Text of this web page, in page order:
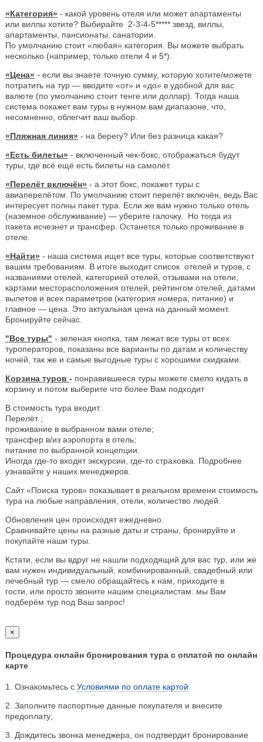
«Категория» - какой уровень отеля или может апартаменты
или виллы хотите? Выбирайте 2-3-4-5***** звезд, виллы,
апартаменты, пансионаты, санатории.
По умолчанию стоит «любая» категория. Вы можете выбрать
несколько (например, только отели 4 и 5*).
«Цена» - если вы знаете точную сумму, которую хотите/можете
потратить на тур — вводите «от» и «до» в удобной для вас
валюте (по умолчанию стоит тенге или доллар). Тогда наша
система покажет вам туры в нужном вам диапазоне, что,
несомненно, облегчит ваш выбор.
«Пляжная линия» - на берегу? Или без разница какая?
«Есть билеты» - включенный чек-бокс, отображаться будут
туры, где всё ещё есть билеты на самолёт.
«Перелёт включён» - а этот бокс, покажет туры с
авиаперелётом. По умолчанию стоит перелёт включён, ведь Вас
интересует полны пакет тура. Если же вам нужно только отель
(наземное обслуживание) — уберите галочку. Но тогда из
пакета исчезнет и трансфер. Останется только проживание в
отеле.
«Найти» - наша система ищет все туры, которые соответствуют
вашим требованиям. В итоге выходит список отелей и туров, с
названиями отелей, категорией отелей, отзывами на отели,
картами месторасположения отелей, рейтингом отелей, датами
вылетов и всех параметров (категория номера, питание) и
главное — цена. Это актуальная цена на данный момент.
Бронируйте сейчас.
"Все туры" - зеленая кнопка, там лежат все туры от всех
туроператоров, показаны все варианты по датам и количеству
ночей, так же и самые выгодные туры с хорошими скидками.
Корзина туров - понравившееся туры можете смело кидать в
корзину и потом выберите что более Вам подходит
В стоимость тура входит:
Перелёт ;
проживание в выбранном вами отеле;
трансфер в/из аэропорта в отель;
питание по выбранной концепции.
Иногда где-то входят экскурсии, где-то страховка. Подробнее
узнавайте у наших менеджеров.
Сайт «Поиска туров» показывает в реальном времени стоимость
тура на любые направления, отели, количество людей.
Обновления цен происходят ежедневно.
Сравнивайте цены на разные даты и страны, бронируйте и
покупайте наши туры.
Кстати, если вы вдруг не нашли подходящий для вас тур, или же
вам нужен индивидуальный, комбинированный, свадебный или
лечебный тур — смело обращайтесь к нам, приходите в
гости, или просто звоните нашим специалистам: мы Вам
подберём тур под Ваш запрос!
×
Процедура онлайн бронирования тура с оплатой по онлайн
карте
1. Ознакомьтесь с Условиями по оплате картой
2. Заполните паспортные данные покупателя и внесите
предоплату;
3. Дождитесь звонка менеджера, он подтвердит бронирование